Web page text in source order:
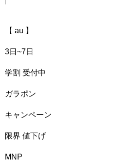
【 au 】
3日~7日
学割 受付中
ガラポン
キャンペーン
限界 値下げ
MNP